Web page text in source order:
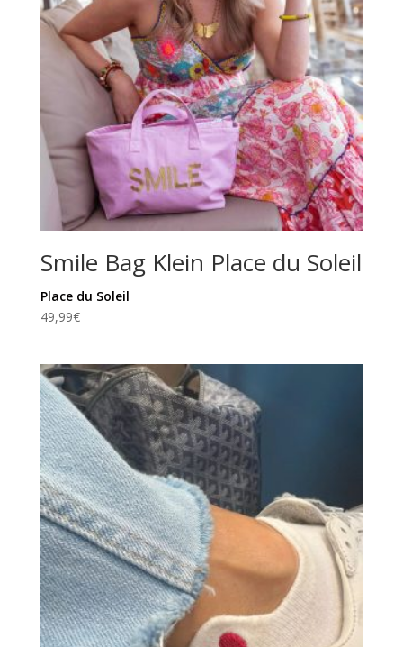
Smile Bag Klein Place du Soleil
Place du Soleil
49,99€